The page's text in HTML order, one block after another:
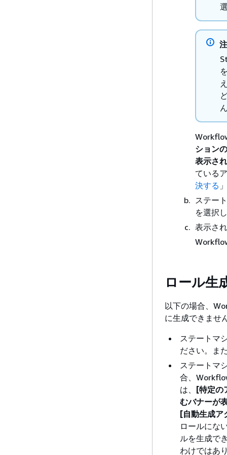
ション
表示さ
ている
決する
ステー
を選択
表示さ
ロール生
以下の場合、
に生成できませ
ステートマ
ださい。ま
ステートマ
合、
は、
[特定の
むバナーが
[自動生成ア
ロールにな
ルを生成で
わけではあ